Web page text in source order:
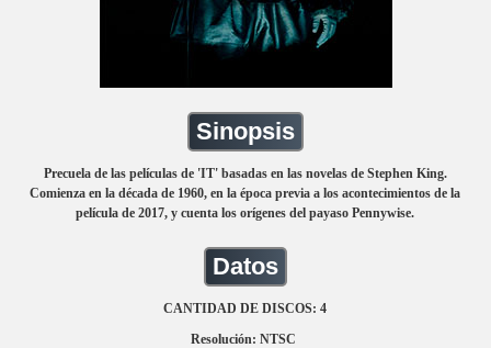
Sinopsis
Precuela de las películas de 'IT' basadas en las novelas de Stephen King.
Comienza en la década de 1960, en la época previa a los acontecimientos de la
película de 2017, y cuenta los orígenes del payaso Pennywise.
Datos
CANTIDAD DE DISCOS: 4
Resolución: NTSC